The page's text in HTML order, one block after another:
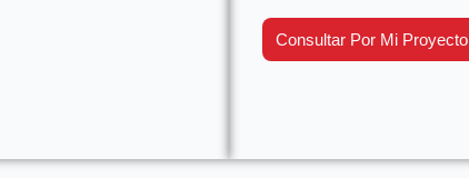
Consultar Por Mi Proyecto